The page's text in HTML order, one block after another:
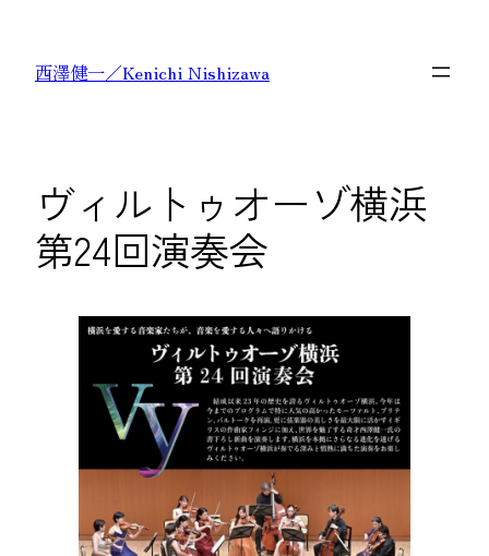
西澤健一／Kenichi Nishizawa
ヴィルトゥオーゾ横浜
第24回演奏会